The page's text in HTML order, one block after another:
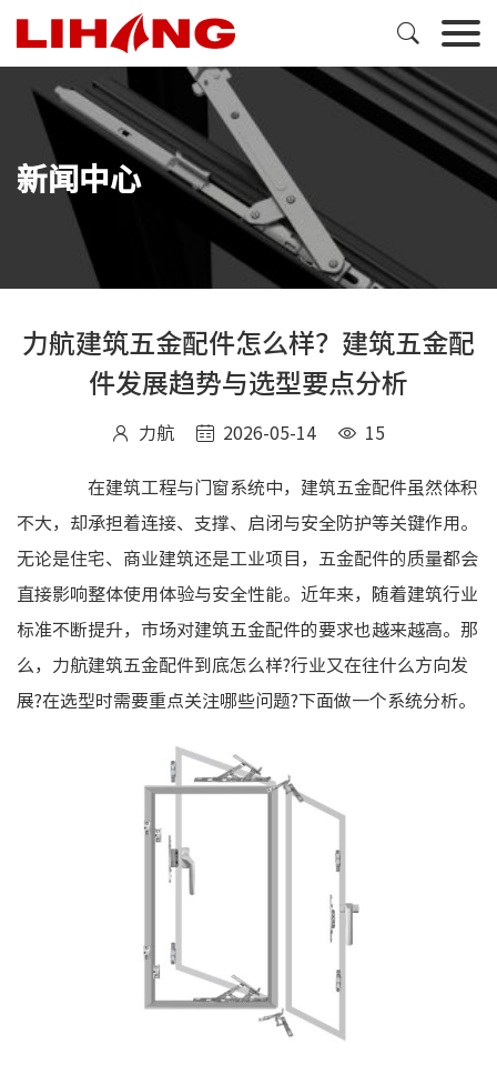

新闻中心
力航建筑五金配件怎么样？建筑五金配
件发展趋势与选型要点分析
 力航  2026-05-14  15
在建筑工程与门窗系统中，建筑五金配件虽然体积
不大，却承担着连接、支撑、启闭与安全防护等关键作用。
无论是住宅、商业建筑还是工业项目，五金配件的质量都会
直接影响整体使用体验与安全性能。近年来，随着建筑行业
标准不断提升，市场对建筑五金配件的要求也越来越高。那
么，力航建筑五金配件到底怎么样?行业又在往什么方向发
展?在选型时需要重点关注哪些问题?下面做一个系统分析。